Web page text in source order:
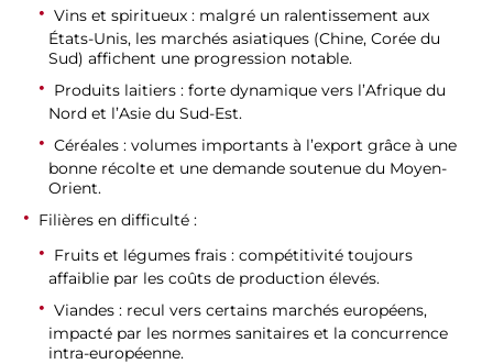
Vins et spiritueux : malgré un ralentissement aux
États-Unis, les marchés asiatiques (Chine, Corée du
Sud) affichent une progression notable.
Produits laitiers : forte dynamique vers l’Afrique du
Nord et l’Asie du Sud-Est.
Céréales : volumes importants à l’export grâce à une
bonne récolte et une demande soutenue du Moyen-
Orient.
Filières en difficulté :
Fruits et légumes frais : compétitivité toujours
affaiblie par les coûts de production élevés.
Viandes : recul vers certains marchés européens,
impacté par les normes sanitaires et la concurrence
intra-européenne.